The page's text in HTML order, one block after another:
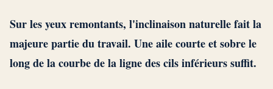
Sur les yeux remontants, l'inclinaison naturelle fait la
majeure partie du travail. Une aile courte et sobre le
long de la courbe de la ligne des cils inférieurs suffit.